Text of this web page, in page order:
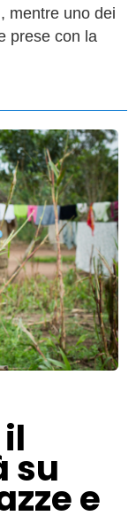
mentre uno dei
prese con la
su
e